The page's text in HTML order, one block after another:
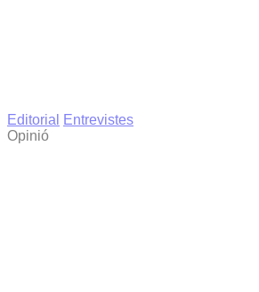
Editorial
Entrevistes
Opinió